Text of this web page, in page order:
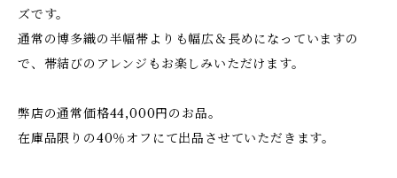
ズです。
通常の博多織の半幅帯よりも幅広＆長めになっていますの
で、帯結びのアレンジもお楽しみいただけます。
弊店の通常価格44,000円のお品。
在庫品限りの40％オフにて出品させていただきます。